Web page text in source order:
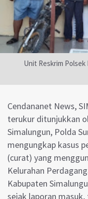
Unit Reskrim Polsek
Cendananet News,
terukur ditunjukkan
Simalungun, Polda
mengungkap kasus
(curat) yang
Kelurahan
Kabupaten
sejak laporan